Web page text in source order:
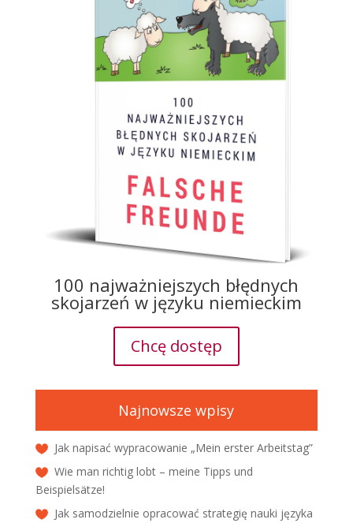
100 najważniejszych błędnych
skojarzeń w języku niemieckim
Chcę dostęp
Najnowsze wpisy
Jak napisać wypracowanie „Mein erster Arbeitstag”
Wie man richtig lobt – meine Tipps und
Beispielsätze!
Jak samodzielnie opracować strategię nauki języka